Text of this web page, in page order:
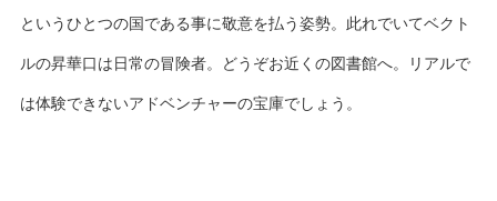
というひとつの国である事に敬意を払う姿勢。此れでいてベクト
ルの昇華口は日常の冒険者。どうぞお近くの図書館へ。リアルで
は体験できないアドベンチャーの宝庫でしょう。